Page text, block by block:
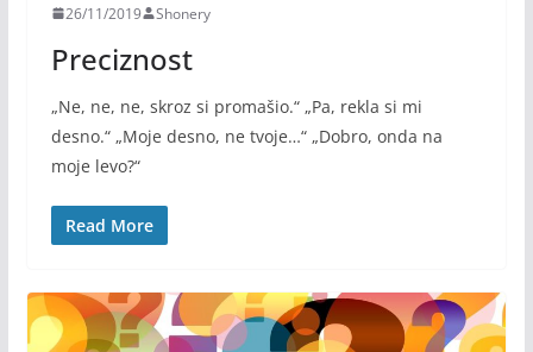
26/11/2019 Shonery
Preciznost
„Ne, ne, ne, skroz si promašio.“ „Pa, rekla si mi
desno.“ „Moje desno, ne tvoje…“ „Dobro, onda na
moje levo?“
Read More